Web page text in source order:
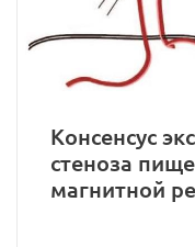
Консенсус
стеноза
магнитной